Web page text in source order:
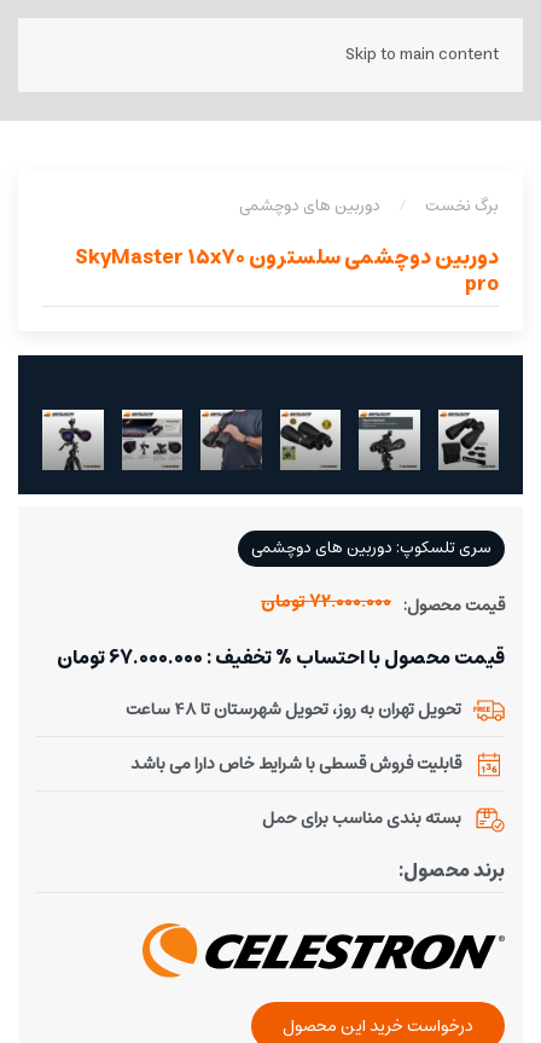
Skip to main content
برگ نخست دوربین های دوچشمی
دوربین دوچشمی سلسترون SkyMaster 15x70
pro
سری تلسکوپ: دوربین های دوچشمی
قیمت محصول: 72.000.000 تومان
قیمت محصول با احتساب % تخفیف : 67.000.000 تومان
تحویل تهران به روز، تحویل شهرستان تا 48 ساعت
قابلیت فروش قسطی با شرایط خاص دارا می باشد
بسته بندی مناسب برای حمل
برند محصول:
درخواست خرید این محصول